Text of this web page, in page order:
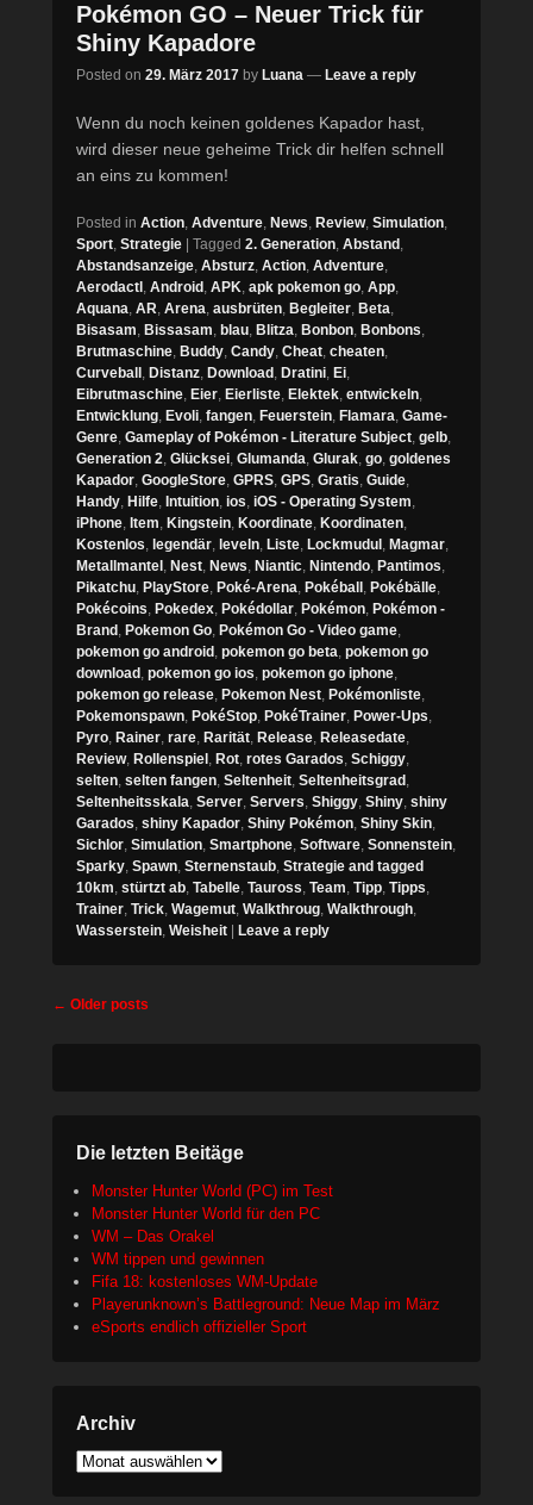
Pokémon GO – Neuer Trick für
Shiny Kapadore
Posted on 29. März 2017 by Luana — Leave a reply
Wenn du noch keinen goldenes Kapador hast,
wird dieser neue geheime Trick dir helfen schnell
an eins zu kommen!
Posted in Action, Adventure, News, Review, Simulation,
Sport, Strategie Tagged 2. Generation, Abstand ,
Abstandsanzeige, Absturz, Action, Adventure,
Aerodactl , Android , APK, apk pokemon go, App,
Aquana, AR, Arena, ausbrüten, Begleiter, Beta,
Bisasam, Bissasam, blau, Blitza, Bonbon, Bonbons,
Brutmaschine, Buddy, Candy, Cheat, cheaten,
Curveball , Distanz, Download , Dratini, Ei,
Eibrutmaschine, Eier, Eierliste, Elektek, entwickeln,
Entwicklung, Evoli, fangen, Feuerstein, Flamara, Game-
Genre, Gameplay of Pokémon - Literature Subject, gelb,
Generation 2, Glücksei, Glumanda, Glurak, go, goldenes
Kapador, GoogleStore, GPRS, GPS, Gratis, Guide,
Handy, Hilfe, Intuition, ios, iOS - Operating System,
iPhone, Item, Kingstein, Koordinate, Koordinaten,
Kostenlos, legendär, leveln, Liste, Lockmudul , Magmar,
Metallmantel , Nest, News, Niantic, Nintendo, Pantimos,
Pikatchu, PlayStore, Poké-Arena, Pokéball , Pokébälle,
Pokécoins, Pokedex, Pokédollar, Pokémon, Pokémon -
Brand , Pokemon Go, Pokémon Go - Video game,
pokemon go android , pokemon go beta, pokemon go
download , pokemon go ios, pokemon go iphone,
pokemon go release, Pokemon Nest, Pokémonliste,
Pokemonspawn, PokéStop, PokéTrainer, Power-Ups,
Pyro, Rainer, rare, Rarität, Release, Releasedate,
Review, Rollenspiel , Rot, rotes Garados, Schiggy,
selten, selten fangen, Seltenheit, Seltenheitsgrad ,
Seltenheitsskala, Server, Servers, Shiggy, Shiny, shiny
Garados, shiny Kapador, Shiny Pokémon, Shiny Skin,
Sichlor, Simulation, Smartphone, Software, Sonnenstein,
Sparky, Spawn, Sternenstaub, Strategie and tagged
10km, stürtzt ab, Tabelle, Tauross, Team, Tipp, Tipps,
Trainer, Trick, Wagemut, Walkthroug, Walkthrough,
Wasserstein, Weisheit Leave a reply
Post
← Older posts
Die letzten Beitäge
Monster Hunter World (PC) im Test
Monster Hunter World für den PC
WM – Das Orakel
WM tippen und gewinnen
Fifa 18: kostenloses WM-Update
Playerunknown’s Battleground: Neue Map im März
eSports endlich offizieller Sport
Archiv
Archiv